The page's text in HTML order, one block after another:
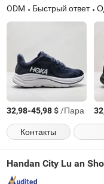
ODM Быстрый ответ
32,98-45,98$/Пара
Контакты
Handan City Lu an